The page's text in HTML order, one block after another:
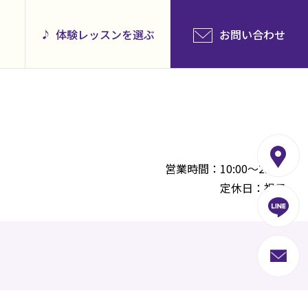
体験レッスンを選ぶ お問い合わせ
営業時間：10:00～22:00
定休日：祝日